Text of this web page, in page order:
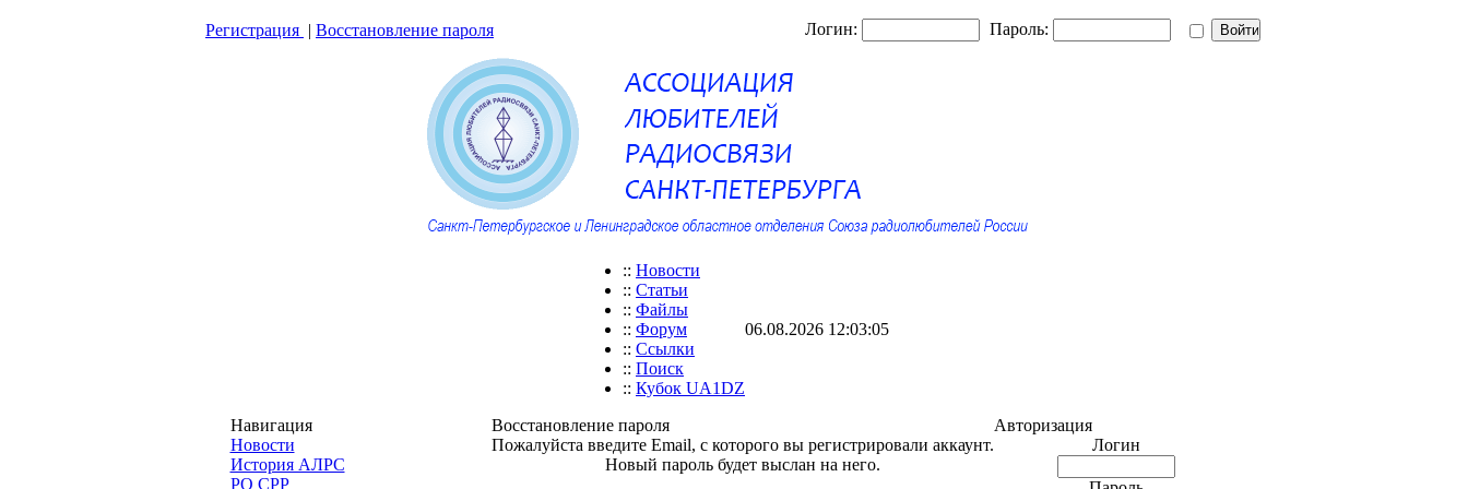
Регистрация | Восстановление пароля Логин: Пароль:
:: Новости
:: Статьи
:: Файлы
:: Форум
:: Ссылки
:: Поиск
:: Кубок UA1DZ
06.08.2026 12:03:05
Навигация
Новости
История АЛРС
РО СРР
Восстановление пароля
Пожалуйста введите Email, с которого вы регистрировали аккаунт.
Новый пароль будет выслан на него.
Авторизация
Логин